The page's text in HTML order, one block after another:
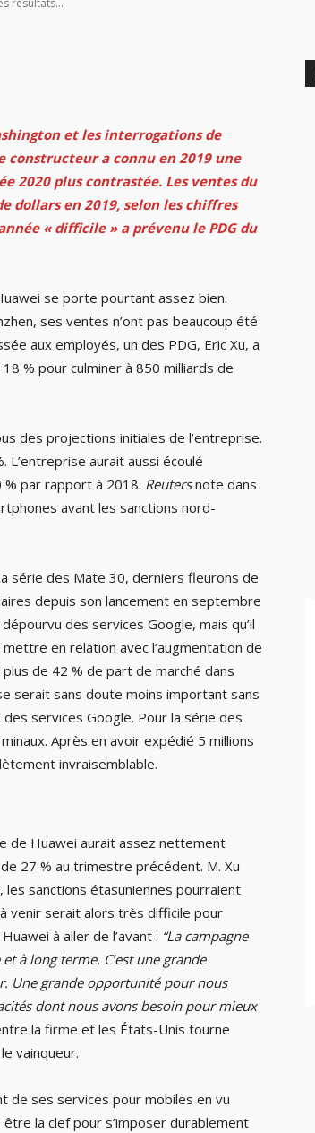
résultats...
et les interrogations de
constructeur a connu en 2019 une
2020 plus contrastée. Les ventes du
dollars en 2019, selon les chiffres
« difficile » a prévenu le PDG du
se porte pourtant assez bien.
ses ventes n’ont pas beaucoup été
aux employés, un des PDG, Eric Xu, a
% pour culminer à 850 milliards de
des projections initiales de l’entreprise.
L’entreprise aurait aussi écoulé
par rapport à 2018. Reutersnote dans
avant les sanctions nord-
série des Mate 30, derniers fleurons de
depuis son lancement en septembre
des services Google, mais qu’il
en relation avec l’augmentation de
de 42 % de part de marché dans
serait sans doute moins important sans
des services Google. Pour la série des
Après en avoir expédié 5 millions
invraisemblable.
de Huawei aurait assez nettement
27 % au trimestre précédent. M. Xu
sanctions étasuniennes pourraient
venir serait alors très difficile pour
à aller de l’avant : “La campagne
à long terme. C’est une grande
Une grande opportunité pour nous
dont nous avons besoin pour mieux
la firme et les États-Unis tourne
vainqueur.
de ses services pour mobiles en vu
la clef pour s’imposer durablement